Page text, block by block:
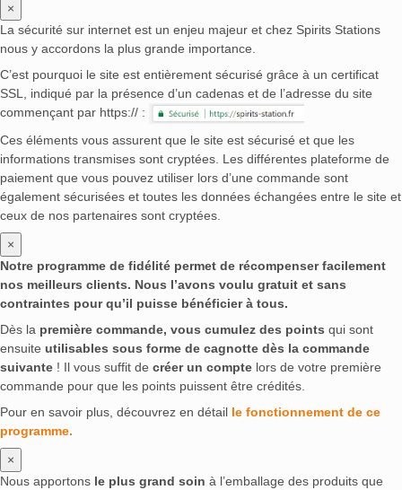
×
La sécurité sur internet est un enjeu majeur et chez Spirits Stations
nous y accordons la plus grande importance.
C’est pourquoi le site est entièrement sécurisé grâce à un certificat
SSL, indiqué par la présence d’un cadenas et de l’adresse du site
commençant par https:// :
Ces éléments vous assurent que le site est sécurisé et que les
informations transmises sont cryptées. Les différentes plateforme de
paiement que vous pouvez utiliser lors d’une commande sont
également sécurisées et toutes les données échangées entre le site et
ceux de nos partenaires sont cryptées.
×
Notre programme de fidélité permet de récompenser facilement
nos meilleurs clients. Nous l’avons voulu gratuit et sans
contraintes pour qu’il puisse bénéficier à tous.
Dès la première commande, vous cumulez des points qui sont
ensuite utilisables sous forme de cagnotte dès la commande
suivante ! Il vous suffit de créer un compte lors de votre première
commande pour que les points puissent être crédités.
Pour en savoir plus, découvrez en détail le fonctionnement de ce
programme.
×
Nous apportons le plus grand soin à l’emballage des produits que